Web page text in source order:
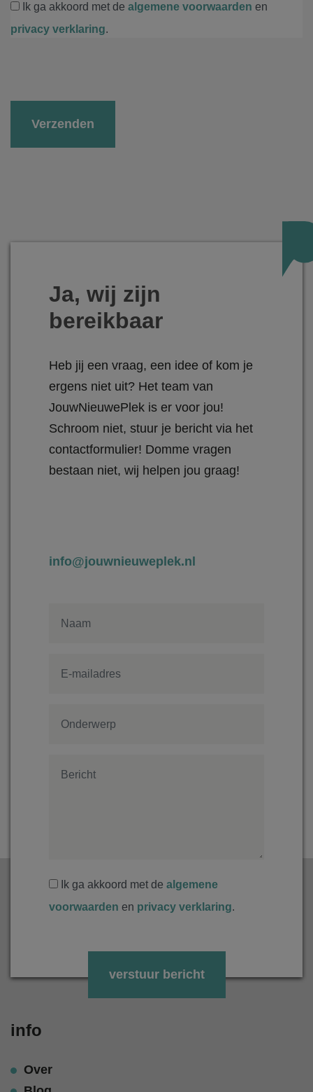
Ik ga akkoord met de algemene voorwaarden en
privacy verklaring.
Ja, wij zijn
bereikbaar
Heb jij een vraag, een idee of kom je
ergens niet uit? Het team van
JouwNieuwePlek is er voor jou!
Schroom niet, stuur je bericht via het
contactformulier! Domme vragen
bestaan niet, wij helpen jou graag!
info@jouwnieuweplek.nl
Ik ga akkoord met de algemene
voorwaarden en privacy verklaring.
info
Over